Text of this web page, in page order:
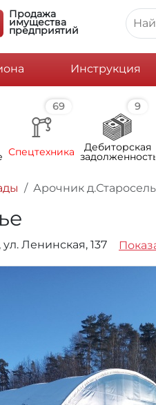
Продажа
имущества
предприятий
Инструкция
69
Спецтехника
9
Дебиторская
Арочник
Ленинская, 137